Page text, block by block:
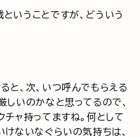
いうことですが、どういう
と、次、いつ呼んでもらえる
いのかなと思ってるので、
ャ持ってますね。何として
ないなぐらいの気持ちは、